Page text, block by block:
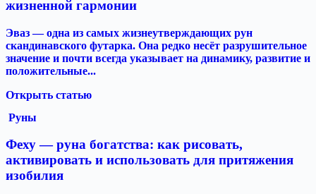
жизненной гармонии
Эваз — одна из самых жизнеутверждающих рун
скандинавского футарка. Она редко несёт разрушительное
значение и почти всегда указывает на динамику, развитие и
положительные...
Открыть статью
Руны
Феху — руна богатства: как рисовать,
активировать и использовать для притяжения
изобилия